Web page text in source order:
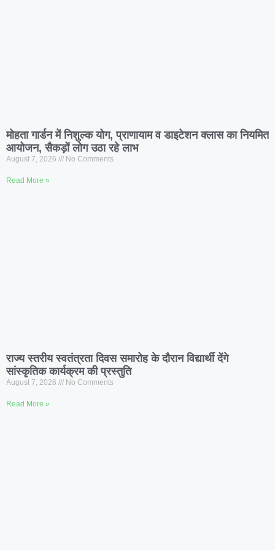
मोहता गार्डन में निशुल्क योग, प्राणायाम व डाइटेशन क्लास का नियमित
आयोजन, सैकड़ों लोग उठा रहे लाभ
August 7, 2026 No Comments
Read More »
राज्य स्तरीय स्वतंत्रता दिवस समारोह के दौरान विद्यार्थी देंगे
सांस्कृतिक कार्यक्रम की प्रस्तुति
August 7, 2026 No Comments
Read More »